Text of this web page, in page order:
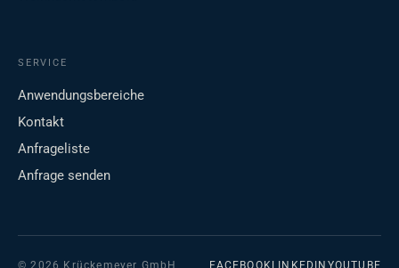
SERVICE
Anwendungsbereiche
Kontakt
Anfrageliste
Anfrage senden